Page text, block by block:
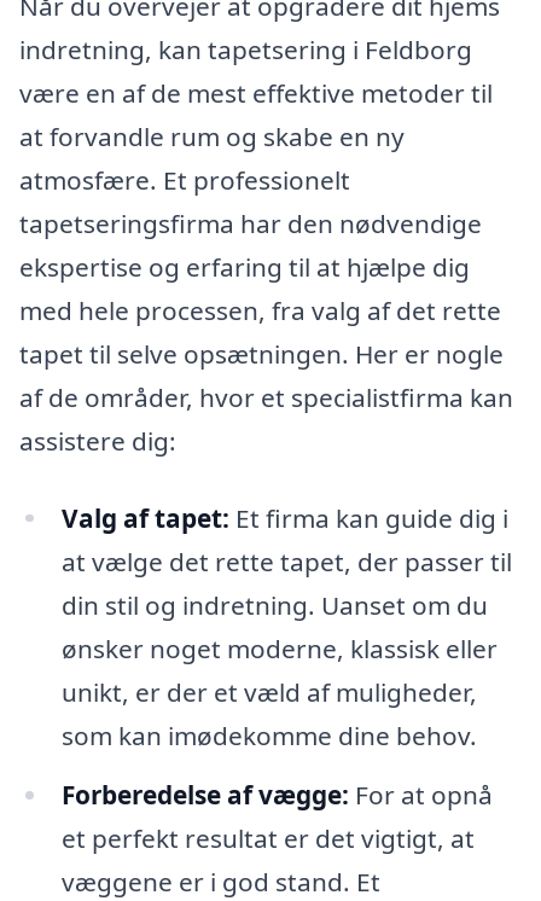
indretning, kan tapetsering i Feldborg
være en af de mest effektive metoder til
at forvandle rum og skabe en ny
atmosfære. Et professionelt
tapetseringsfirma har den nødvendige
ekspertise og erfaring til at hjælpe dig
med hele processen, fra valg af det rette
tapet til selve opsætningen. Her er nogle
af de områder, hvor et specialistfirma kan
assistere dig:
Valg af tapet: Et firma kan guide dig i
at vælge det rette tapet, der passer til
din stil og indretning. Uanset om du
ønsker noget moderne, klassisk eller
unikt, er der et væld af muligheder,
som kan imødekomme dine behov.
Forberedelse af vægge: For at opnå
et perfekt resultat er det vigtigt, at
væggene er i god stand. Et